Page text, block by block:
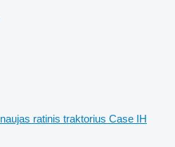
naujas ratinis traktorius Case IH